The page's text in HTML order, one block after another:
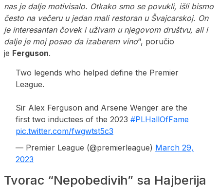
nas je dalje motivisalo. Otkako smo se povukli, išli bismo
često na večeru u jedan mali restoran u Švajcarskoj. On
je interesantan čovek i uživam u njegovom društvu, ali i
dalje je moj posao da izaberem vino“, poručio
je Ferguson.
Two legends who helped define the Premier
League.
Sir Alex Ferguson and Arsene Wenger are the
first two inductees of the 2023 #PLHallOfFame
pic.twitter.com/fwgwtst5c3
— Premier League (@premierleague) March 29,
2023
Tvorac “Nepobedivih” sa Hajberija